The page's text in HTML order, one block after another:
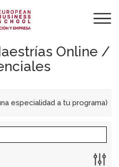
Online /
especialidad a tu programa)